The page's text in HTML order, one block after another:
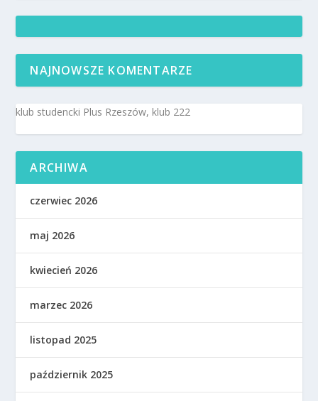
NAJNOWSZE KOMENTARZE
klub studencki Plus Rzeszów, klub 222
ARCHIWA
czerwiec 2026
maj 2026
kwiecień 2026
marzec 2026
listopad 2025
październik 2025